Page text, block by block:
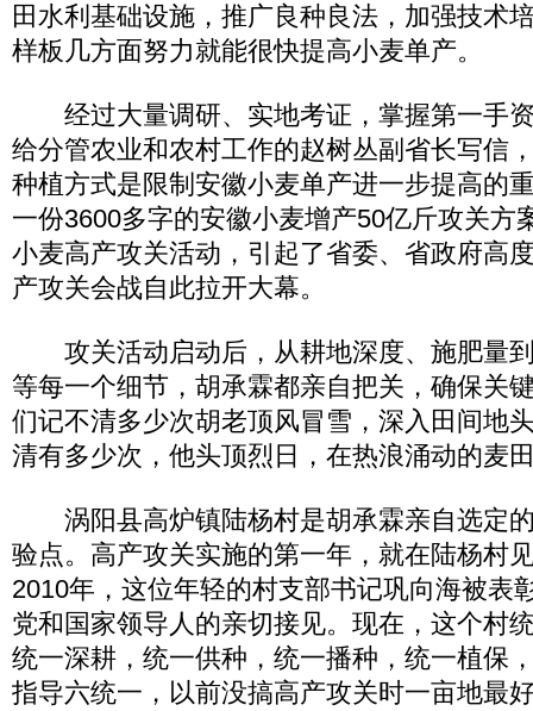
田水利基础设施，推广良种良法，加强技术
样板几方面努力就能很快提高小麦单产。
经过大量调研、实地考证，掌握第一手资
给分管农业和农村工作的赵树丛副省长写信
种植方式是限制安徽小麦单产进一步提高的
一份3600多字的安徽小麦增产50亿斤攻关方
小麦高产攻关活动，引起了省委、省政府高
产攻关会战自此拉开大幕。
攻关活动启动后，从耕地深度、施肥量
等每一个细节，胡承霖都亲自把关，确保关
们记不清多少次胡老顶风冒雪，深入田间地
清有多少次，他头顶烈日，在热浪涌动的麦
涡阳县高炉镇陆杨村是胡承霖亲自选定
验点。高产攻关实施的第一年，就在陆杨村
2010年，这位年轻的村支部书记巩向海被表
党和国家领导人的亲切接见。现在，这个村
统一深耕，统一供种，统一播种，统一植保
指导六统一，以前没搞高产攻关时一亩地最